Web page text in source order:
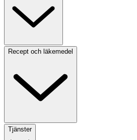
Recept och läkemedel
Tjänster